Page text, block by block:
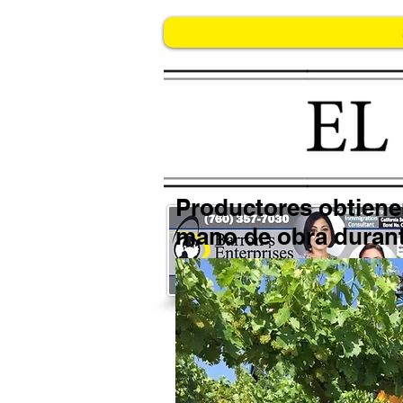
imponen-millonaria-
Productores
mano de obra